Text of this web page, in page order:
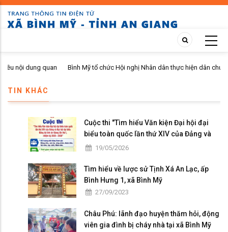
Skip
main
dung quan
Bình Mỹ tổ chức Hội nghị Nhân dân thực hiện dân chủ ở cơ sở
TIN KHÁC
Cuộc thi "Tìm hiểu Văn kiện Đại hội đại
biểu toàn quốc lần thứ XIV của Đảng và
Đại hội đại biểu Đảng bộ tỉnh An Giang lần
19/05/2026
Tìm hiểu về lược sử Tịnh Xá An Lạc, ấp
Bình Hưng 1, xã Bình Mỹ
27/09/2023
Châu Phú: lãnh đạo huyện thăm hỏi, động
viên gia đình bị cháy nhà tại xã Bình Mỹ